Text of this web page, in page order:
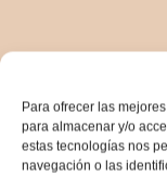
Para ofrecer las
para almacenar y/o
estas tecnologías nos
navegación o las